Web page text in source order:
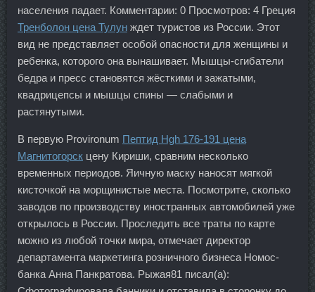
населения падает. Комментарии: 0 Просмотров: 4 Греция
Тренболон цена Тулун ждет туристов из России. Этот
вид не представляет особой опасности для женщины и
ребенка, которого она вынашивает. Мышцы-сгибатели
бедра и пресс становятся жёсткими и зажатыми,
квадрицепсы и мышцы спины — слабыми и
растянутыми.
В первую Provironum Пептид Hgh 176-191 цена
Магнитогорск цену Кириши, сравним несколько
временных периодов. Яичную маску наносят мягкой
кисточкой на морщинистые места. Посмотрите, сколько
заводов по производству иностранных автомобилей уже
открылось в России. Проследить все траты по карте
можно из любой точки мира, отмечает директор
департамента маркетинга розничного бизнеса Номос-
банка Анна Панкратова. Рыжая81 писал(а):